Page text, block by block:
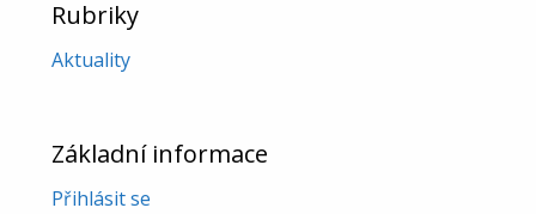
Rubriky
Aktuality
Základní informace
Přihlásit se